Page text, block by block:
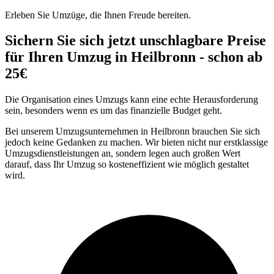
Erleben Sie Umzüge, die Ihnen Freude bereiten.
Sichern Sie sich jetzt unschlagbare Preise
für Ihren Umzug in Heilbronn - schon ab
25€
Die Organisation eines Umzugs kann eine echte Herausforderung
sein, besonders wenn es um das finanzielle Budget geht.
Bei unserem Umzugsunternehmen in Heilbronn brauchen Sie sich
jedoch keine Gedanken zu machen. Wir bieten nicht nur erstklassige
Umzugsdienstleistungen an, sondern legen auch großen Wert
darauf, dass Ihr Umzug so kosteneffizient wie möglich gestaltet
wird.